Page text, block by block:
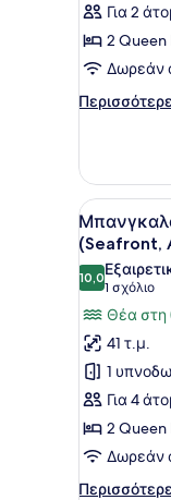
2
Queen
Θέα
στη
Για 2
2 Queen
Δωρεάν
2
Queen
Κρεβάτια,
Θέα
στη
Θάλασσα
(Aesthesis)
Προβολή
όλων
των
για
2
Queen
Ιδιωτική
Πισίνα
10
(Seafront,
10,010,0 στα 10
1 σχόλιο
(1
σχόλιο)
Θέα
41 τ.μ.
1
Για 4
2 Queen
Δωρεάν